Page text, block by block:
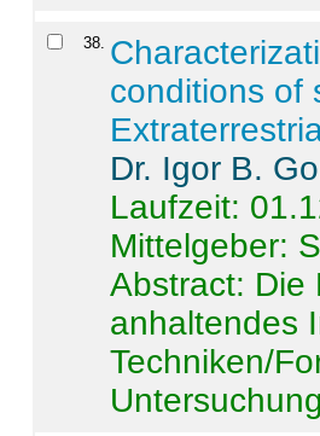
38.
conditions of
Dr. Igor B.
Laufzeit:
Mittelgeber:
Abstract: Die
anhaltendes
Techniken/